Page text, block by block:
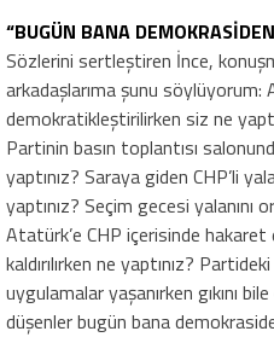
“BUGÜN BANA
Sözlerini sertleştiren İnce,
arkadaşlarıma şunu söylüyorum:
demokratikleştirilirken siz ne
Partinin basın toplantısı
yaptınız? Saraya giden CHP’li
yaptınız? Seçim gecesi yalanını
Atatürk’e CHP içerisinde hakaret
kaldırılırken ne yaptınız?
uygulamalar yaşanırken gıkını
düşenler bugün bana